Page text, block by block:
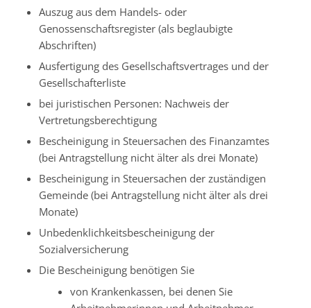
Auszug aus dem Handels- oder
Genossenschaftsregister (als beglaubigte
Abschriften)
Ausfertigung des Gesellschaftsvertrages und der
Gesellschafterliste
bei juristischen Personen: Nachweis der
Vertretungsberechtigung
Bescheinigung in Steuersachen des Finanzamtes
(bei Antragstellung nicht älter als drei Monate)
Bescheinigung in Steuersachen der zuständigen
Gemeinde (bei Antragstellung nicht älter als drei
Monate)
Unbedenklichkeitsbescheinigung der
Sozialversicherung
Die Bescheinigung benötigen Sie
von Krankenkassen, bei denen Sie